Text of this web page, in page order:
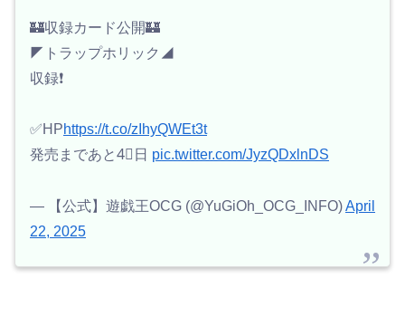
🏰収録カード公開🏰
◤トラップホリック◢
収録❗️
✅HPhttps://t.co/zIhyQWEt3t
発売まであと4⃣日 pic.twitter.com/JyzQDxlnDS
— 【公式】遊戯王OCG (@YuGiOh_OCG_INFO)April
22, 2025